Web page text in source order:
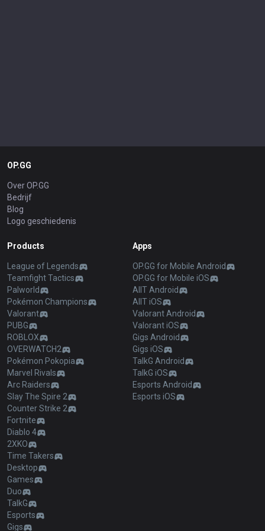
OP.GG
Over OP.GG
Bedrijf
Blog
Logo geschiedenis
Products
League of Legends
Teamfight Tactics
Palworld
Pokémon Champions
Valorant
PUBG
ROBLOX
OVERWATCH2
Pokémon Pokopia
Marvel Rivals
Arc Raiders
Slay The Spire 2
Counter Strike 2
Fortnite
Diablo 4
2XKO
Time Takers
Desktop
Games
Duo
TalkG
Esports
Gigs
Apps
OP.GG for Mobile Android
OP.GG for Mobile iOS
AllT Android
AllT iOS
Valorant Android
Valorant iOS
Gigs Android
Gigs iOS
TalkG Android
TalkG iOS
Esports Android
Esports iOS